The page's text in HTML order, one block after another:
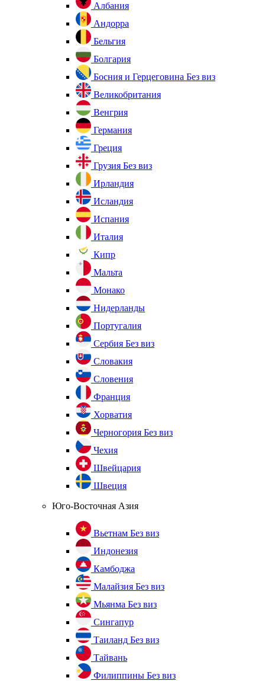
Албания
Андорра
Бельгия
Болгария
Босния и Герцеговина Без виз
Великобритания
Венгрия
Германия
Греция
Грузия Без виз
Ирландия
Исландия
Испания
Италия
Кипр
Мальта
Монако
Нидерланды
Португалия
Сербия Без виз
Словакия
Словения
Франция
Хорватия
Черногория Без виз
Чехия
Швейцария
Швеция
Юго-Восточная Азия
Вьетнам Без виз
Индонезия
Камбоджа
Малайзия Без виз
Мьянма Без виз
Сингапур
Таиланд Без виз
Тайвань
Филиппины Без виз